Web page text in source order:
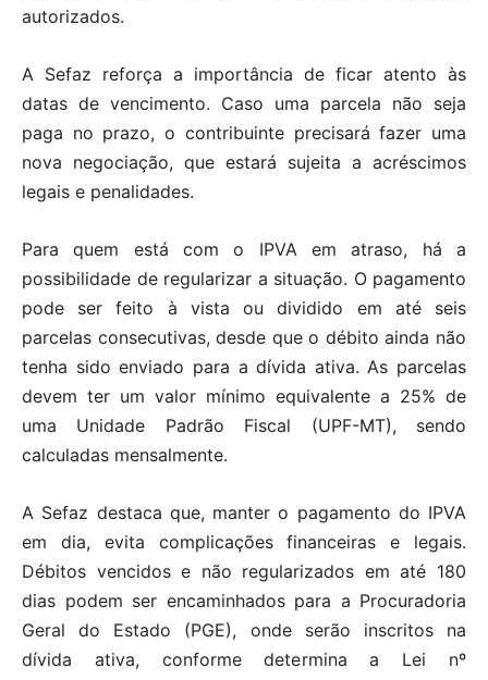
autorizados.
A Sefaz reforça a importância de ficar atento às
datas de vencimento. Caso uma parcela não seja
paga no prazo, o contribuinte precisará fazer uma
nova negociação, que estará sujeita a acréscimos
legais e penalidades.
Para quem está com o IPVA em atraso, há a
possibilidade de regularizar a situação. O pagamento
pode ser feito à vista ou dividido em até seis
parcelas consecutivas, desde que o débito ainda não
tenha sido enviado para a dívida ativa. As parcelas
devem ter um valor mínimo equivalente a 25% de
uma Unidade Padrão Fiscal (UPF-MT), sendo
calculadas mensalmente.
A Sefaz destaca que, manter o pagamento do IPVA
em dia, evita complicações financeiras e legais.
Débitos vencidos e não regularizados em até 180
dias podem ser encaminhados para a Procuradoria
Geral do Estado (PGE), onde serão inscritos na
dívida ativa, conforme determina a Lei nº